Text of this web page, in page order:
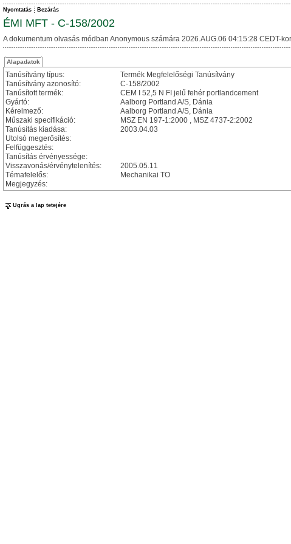
Nyomtatás Bezárás
ÉMI MFT - C-158/2002
A dokumentum olvasás módban Anonymous számára 2026.AUG.06 04:15:28 CEDT-kor
Alapadatok
Tanúsítvány típus:
Termék Megfelelőségi Tanúsítvány
Tanúsítvány azonosító:
C-158/2002
Tanúsított termék:
CEM I 52,5 N FI jelű fehér portlandcement
Gyártó:
Aalborg Portland A/S, Dánia
Kérelmező:
Aalborg Portland A/S, Dánia
Műszaki specifikáció:
MSZ EN 197-1:2000 , MSZ 4737-2:2002
Tanúsítás kiadása:
2003.04.03
Utolsó megerősítés:
Felfüggesztés:
Tanúsítás érvényessége:
Visszavonás/érvénytelenítés:
2005.05.11
Témafelelős:
Mechanikai TO
Megjegyzés:
Ugrás a lap tetejére